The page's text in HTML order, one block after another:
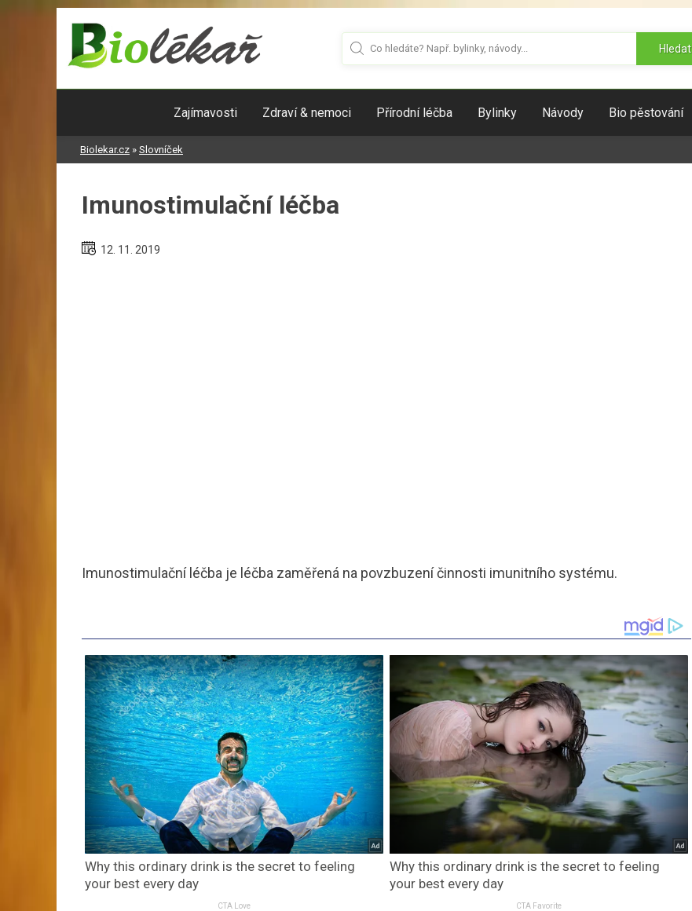
Hledat
Zajímavosti Zdraví & nemoci Přírodní léčba Bylinky Návody Bio pěstování
Biolekar.cz » Slovníček
Imunostimulační léčba
12. 11. 2019
Imunostimulační léčba je léčba zaměřená na povzbuzení činnosti imunitního systému.
Why this ordinary drink is the secret to feeling
your best every day
CTA Love
Why this ordinary drink is the secret to feeling
your best every day
CTA Favorite